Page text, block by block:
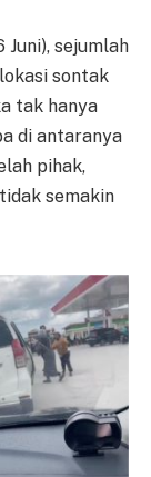
Juni), sejumlah
sontak
tak hanya
di antaranya
pihak,
semakin